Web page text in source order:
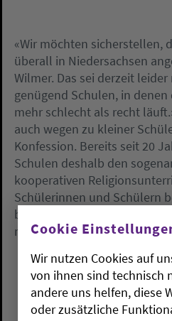
«Wir möchten sicherstellen,
überall in Niedersachsen
Wilmer. Das sei derzeit
genügend Schulen, in
mehr schlecht als recht
auch wegen zu kleiner
Konfession. Bereits seit 20
Schulen deshalb den
kooperativen
Schülerinnen und Schülern
besucht wird. Dieses Modell
rechtlich fest verankert
Cookie
Wir nutzen Cookies auf
von ihnen sind technisch
andere uns helfen, diese
oder zusätzliche